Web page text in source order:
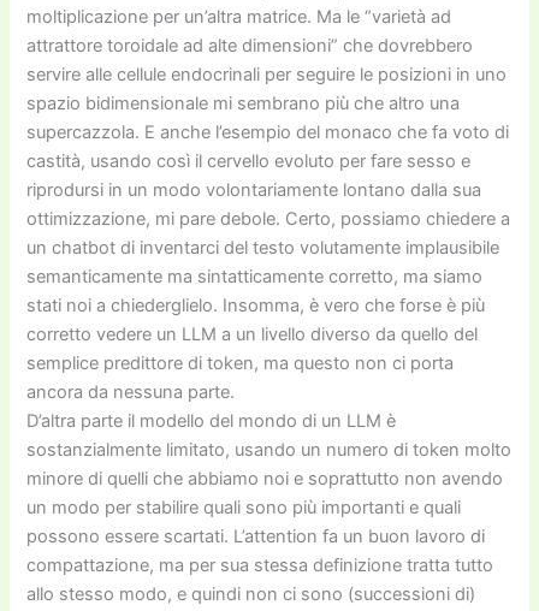
moltiplicazione per un’altra matrice. Ma le “varietà ad
attrattore toroidale ad alte dimensioni” che dovrebbero
servire alle cellule endocrinali per seguire le posizioni in uno
spazio bidimensionale mi sembrano più che altro una
supercazzola. E anche l’esempio del monaco che fa voto di
castità, usando così il cervello evoluto per fare sesso e
riprodursi in un modo volontariamente lontano dalla sua
ottimizzazione, mi pare debole. Certo, possiamo chiedere a
un chatbot di inventarci del testo volutamente implausibile
semanticamente ma sintatticamente corretto, ma siamo
stati noi a chiederglielo. Insomma, è vero che forse è più
corretto vedere un LLM a un livello diverso da quello del
semplice predittore di token, ma questo non ci porta
ancora da nessuna parte.
D’altra parte il modello del mondo di un LLM è
sostanzialmente limitato, usando un numero di token molto
minore di quelli che abbiamo noi e soprattutto non avendo
un modo per stabilire quali sono più importanti e quali
possono essere scartati. L’attention fa un buon lavoro di
compattazione, ma per sua stessa definizione tratta tutto
allo stesso modo, e quindi non ci sono (successioni di)